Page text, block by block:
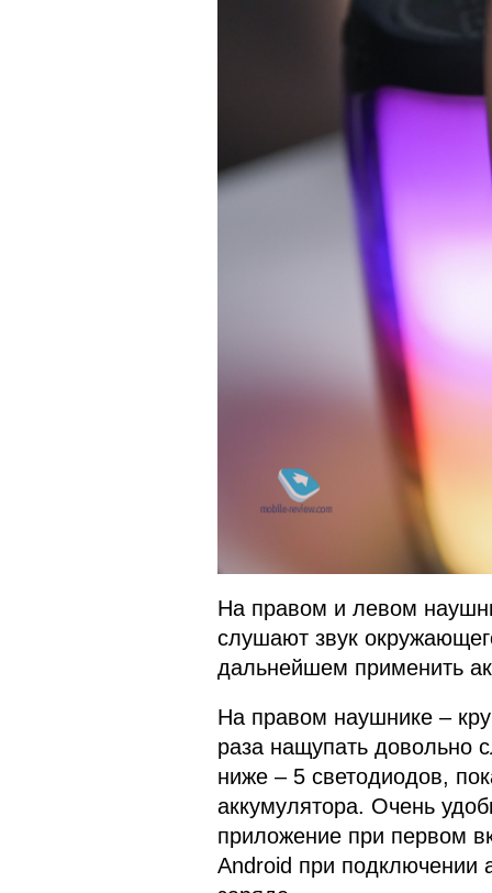
На правом и левом
слушают звук
дальнейшем применить
На правом наушнике –
раза нащупать довольно
ниже – 5 светодиодов,
аккумулятора. Очень
приложение при первом
Android при подключении